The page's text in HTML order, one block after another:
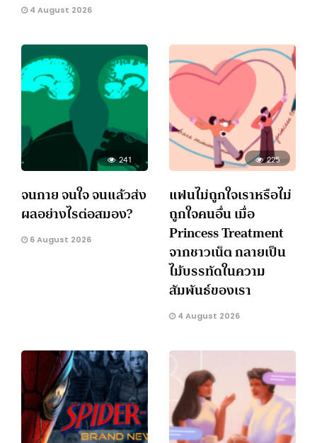
4 August 2026
241
จนกาย จนใจ จนแล้วส่ง
ผลอย่างไรต่อสมอง?
6 August 2026
225
แฟนไม่ถูกใจเราหรือไม่
ถูกใจคนอื่น เมื่อ
Princess Treatment
จากชาวเน็ต กลายเป็น
ไม้บรรทัดในความ
สัมพันธ์ของเรา
4 August 2026